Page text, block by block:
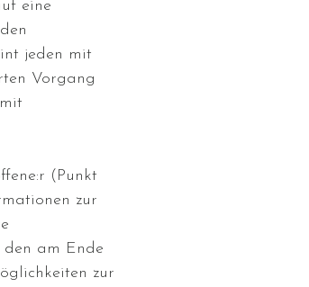
eine
jeden mit
Vorgang
(Punkt
zur
den am Ende
zur